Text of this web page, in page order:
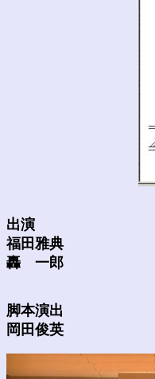
出演
福田雅典
轟 一郎
脚本演出
岡田俊英